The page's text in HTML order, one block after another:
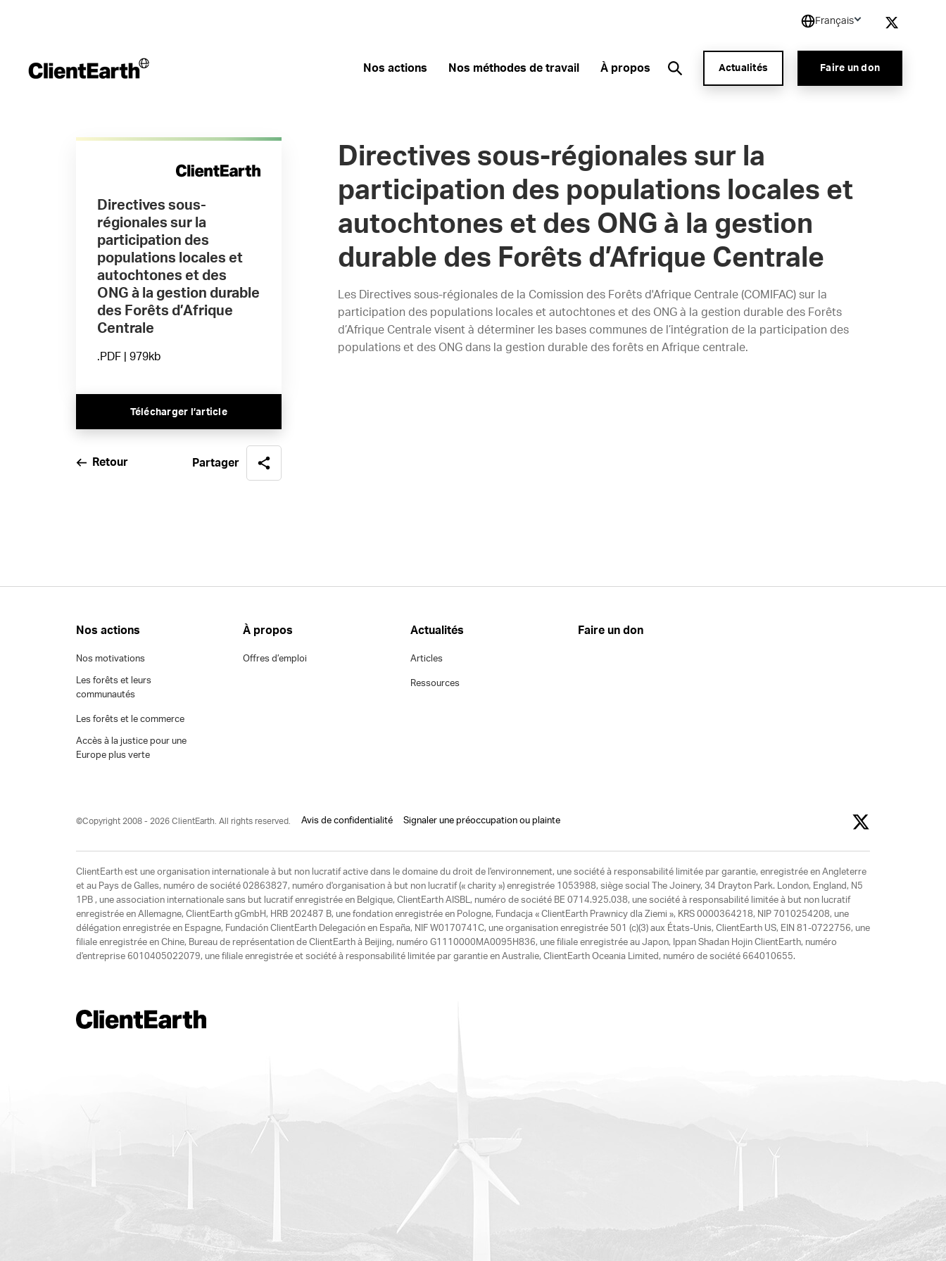
Français
Nos actions Nos méthodes de travail À propos Actualités Faire un don
Directives sous-
régionales sur la
participation des
populations locales et
autochtones et des
ONG à la gestion durable
des Forêts d’Afrique
Centrale
.PDF | 979kb
Télécharger l’article
Retour Partager
Directives sous-régionales sur la
participation des populations locales et
autochtones et des ONG à la gestion
durable des Forêts d’Afrique Centrale
Les Directives sous-régionales de la Comission des Forêts d'Afrique Centrale (COMIFAC) sur la
participation des populations locales et autochtones et des ONG à la gestion durable des Forêts
d’Afrique Centrale visent à déterminer les bases communes de l’intégration de la participation des
populations et des ONG dans la gestion durable des forêts en Afrique centrale.
Nos actions
Nos motivations
Les forêts et leurs
communautés
Les forêts et le commerce
Accès à la justice pour une
Europe plus verte
À propos
Offres d’emploi
Actualités
Articles
Ressources
Faire un don
©Copyright 2008 - 2026 ClientEarth. All rights reserved. Avis de confidentialité Signaler une préoccupation ou plainte
ClientEarth est une organisation internationale à but non lucratif active dans le domaine du droit de l'environnement, une société à responsabilité limitée par garantie, enregistrée en Angleterre
et au Pays de Galles, numéro de société 02863827, numéro d'organisation à but non lucratif (« charity ») enregistrée 1053988, siège social The Joinery, 34 Drayton Park. London, England, N5
1PB , une association internationale sans but lucratif enregistrée en Belgique, ClientEarth AISBL, numéro de société BE 0714.925.038, une société à responsabilité limitée à but non lucratif
enregistrée en Allemagne, ClientEarth gGmbH, HRB 202487 B, une fondation enregistrée en Pologne, Fundacja « ClientEarth Prawnicy dla Ziemi », KRS 0000364218, NIP 7010254208, une
délégation enregistrée en Espagne, Fundación ClientEarth Delegación en España, NIF W0170741C, une organisation enregistrée 501 (c)(3) aux États-Unis, ClientEarth US, EIN 81-0722756, une
filiale enregistrée en Chine, Bureau de représentation de ClientEarth à Beijing, numéro G1110000MA0095H836, une filiale enregistrée au Japon, Ippan Shadan Hojin ClientEarth, numéro
d'entreprise 6010405022079, une filiale enregistrée et société à responsabilité limitée par garantie en Australie, ClientEarth Oceania Limited, numéro de société 664010655.